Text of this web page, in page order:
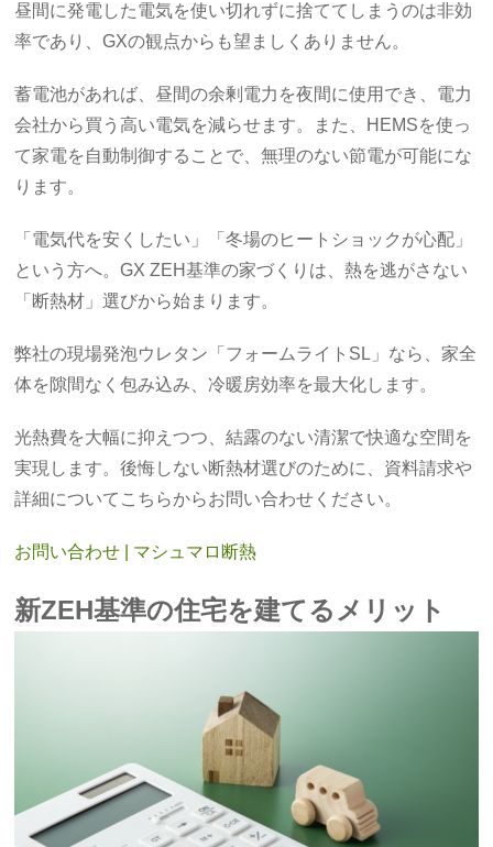
昼間に発電した電気を使い切れずに捨ててしまうのは非効
率であり、GXの観点からも望ましくありません。
蓄電池があれば、昼間の余剰電力を夜間に使用でき、電力
会社から買う高い電気を減らせます。また、HEMSを使っ
て家電を自動制御することで、無理のない節電が可能にな
ります。
「電気代を安くしたい」「冬場のヒートショックが心配」
という方へ。GX ZEH基準の家づくりは、熱を逃がさない
「断熱材」選びから始まります。
弊社の現場発泡ウレタン「フォームライトSL」なら、家全
体を隙間なく包み込み、冷暖房効率を最大化します。
光熱費を大幅に抑えつつ、結露のない清潔で快適な空間を
実現します。後悔しない断熱材選びのために、資料請求や
詳細についてこちらからお問い合わせください。
お問い合わせ | マシュマロ断熱
新ZEH基準の住宅を建てるメリット